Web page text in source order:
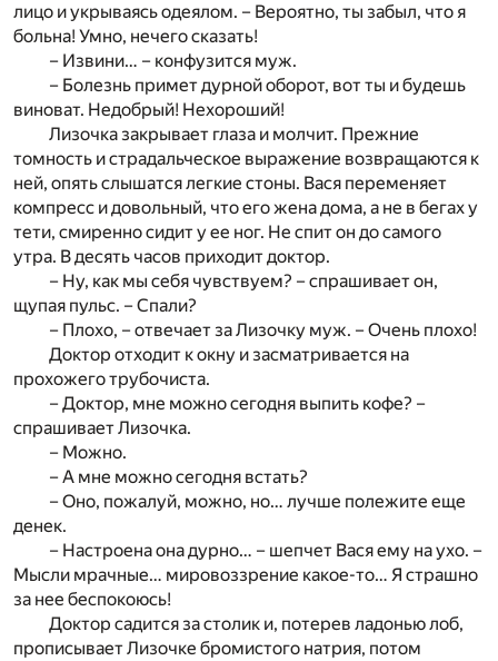
лицо и укрываясь одеялом. – Вероятно, ты забыл, что я
больна! Умно, нечего сказать!
– Извини… – конфузится муж.
– Болезнь примет дурной оборот, вот ты и будешь
виноват. Недобрый! Нехороший!
Лизочка закрывает глаза и молчит. Прежние
томность и страдальческое выражение возвращаются к
ней, опять слышатся легкие стоны. Вася переменяет
компресс и довольный, что его жена дома, а не в бегах у
тети, смиренно сидит у ее ног. Не спит он до самого
утра. В десять часов приходит доктор.
– Ну, как мы себя чувствуем? – спрашивает он,
щупая пульс. – Спали?
– Плохо, – отвечает за Лизочку муж. – Очень плохо!
Доктор отходит к окну и засматривается на
прохожего трубочиста.
– Доктор, мне можно сегодня выпить кофе? –
спрашивает Лизочка.
– Можно.
– А мне можно сегодня встать?
– Оно, пожалуй, можно, но… лучше полежите еще
денек.
– Настроена она дурно… – шепчет Вася ему на ухо. –
Мысли мрачные… мировоззрение какое-то… Я страшно
за нее беспокоюсь!
Доктор садится за столик и, потерев ладонью лоб,
прописывает Лизочке бромистого натрия, потом